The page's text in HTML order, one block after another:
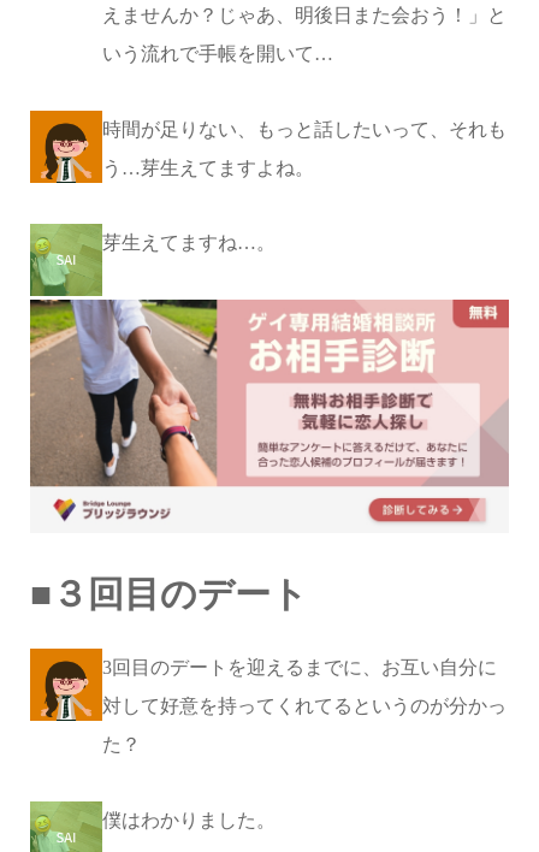
えませんか？じゃあ、明後日また会おう！」と
いう流れで手帳を開いて…
時間が足りない、もっと話したいって、それも
う…芽生えてますよね。
芽生えてますね…。
■３回目のデート
3回目のデートを迎えるまでに、お互い自分に
対して好意を持ってくれてるというのが分かっ
た？
僕はわかりました。